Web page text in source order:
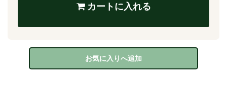
カートに入れる
お気に入りへ追加